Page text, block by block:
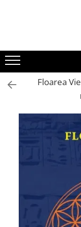
Noutati
Promotii
Pachete Speciale
Spiritualitate -
New Illuminati Files
Floarea